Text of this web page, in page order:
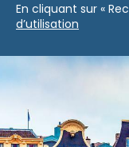
En cliquant sur «
d’utilisation